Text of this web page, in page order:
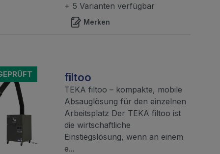
+ 5 Varianten verfügbar
Merken
filtoo
TEKA filtoo – kompakte, mobile
Absauglösung für den einzelnen
Arbeitsplatz Der TEKA filtoo ist
die wirtschaftliche
Einstiegslösung, wenn an einem
e...